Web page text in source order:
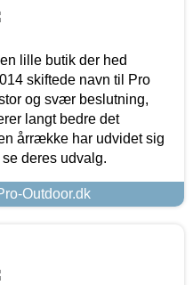
lille butik der hed
skiftede navn til Pro
og svær beslutning,
langt bedre det
årrække har udvidet sig
deres udvalg.
Outdoor.dk